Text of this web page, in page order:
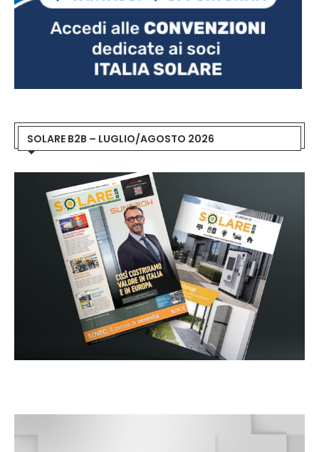
SOLARE B2B – LUGLIO/AGOSTO 2026